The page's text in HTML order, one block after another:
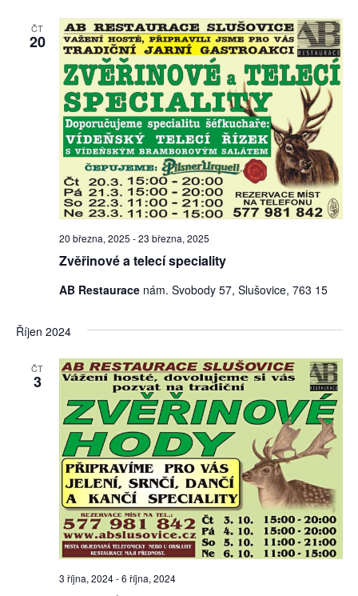
ČT
20
Zvěřinové a telecí speciality
20 března, 2025 -23 března, 2025
AB Restaurace nám. Svobody 57, Slušovice, 763 15
Říjen 2024
ČT
3
3 října, 2024-6 října, 2024